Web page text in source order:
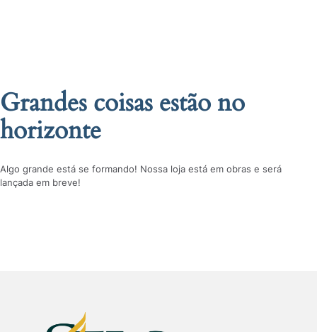
Grandes coisas estão no
horizonte
Algo grande está se formando! Nossa loja está em obras e será
lançada em breve!